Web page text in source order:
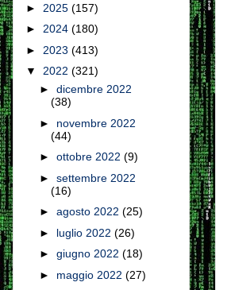
► 2025 (157)
► 2024 (180)
► 2023 (413)
▼ 2022 (321)
► dicembre 2022
(38)
► novembre 2022
(44)
► ottobre 2022 (9)
► settembre 2022
(16)
► agosto 2022 (25)
► luglio 2022 (26)
► giugno 2022 (18)
► maggio 2022 (27)